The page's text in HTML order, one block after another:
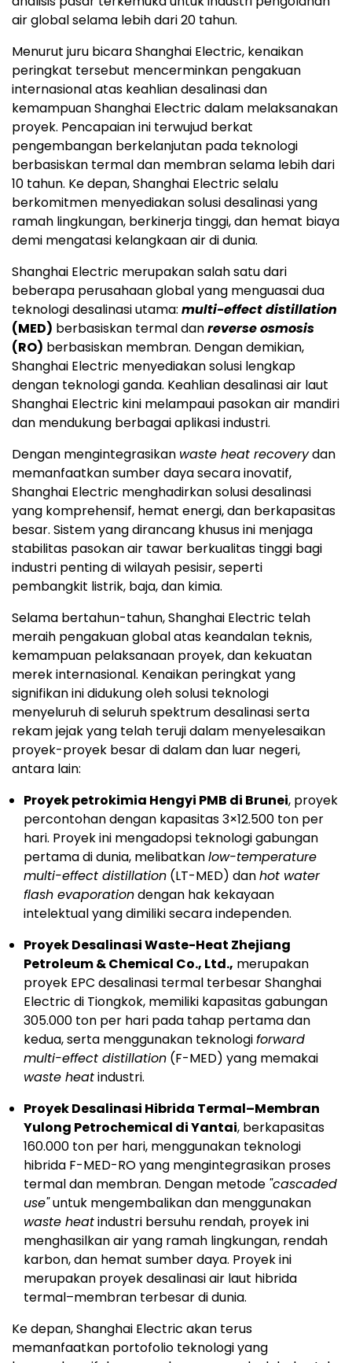
air global selama lebih dari 20 tahun.
Menurut juru bicara Shanghai Electric, kenaikan
peringkat tersebut mencerminkan pengakuan
internasional atas keahlian desalinasi dan
kemampuan Shanghai Electric dalam melaksanakan
proyek. Pencapaian ini terwujud berkat
pengembangan berkelanjutan pada teknologi
berbasiskan termal dan membran selama lebih dari
10 tahun. Ke depan, Shanghai Electric selalu
berkomitmen menyediakan solusi desalinasi yang
ramah lingkungan, berkinerja tinggi, dan hemat biaya
demi mengatasi kelangkaan air di dunia.
Shanghai Electric merupakan salah satu dari
beberapa perusahaan global yang menguasai dua
teknologi desalinasi utama: multi-effect distillation
(MED) berbasiskan termal danreverse osmosis
(RO) berbasiskan membran. Dengan demikian,
Shanghai Electric menyediakan solusi lengkap
dengan teknologi ganda. Keahlian desalinasi air laut
Shanghai Electric kini melampaui pasokan air mandiri
dan mendukung berbagai aplikasi industri.
Dengan mengintegrasikan waste heat recoverydan
memanfaatkan sumber daya secara inovatif,
Shanghai Electric menghadirkan solusi desalinasi
yang komprehensif, hemat energi, dan berkapasitas
besar. Sistem yang dirancang khusus ini menjaga
stabilitas pasokan air tawar berkualitas tinggi bagi
industri penting di wilayah pesisir, seperti
pembangkit listrik, baja, dan kimia.
Selama bertahun-tahun, Shanghai Electric telah
meraih pengakuan global atas keandalan teknis,
kemampuan pelaksanaan proyek, dan kekuatan
merek internasional. Kenaikan peringkat yang
signifikan ini didukung oleh solusi teknologi
menyeluruh di seluruh spektrum desalinasi serta
rekam jejak yang telah teruji dalam menyelesaikan
proyek-proyek besar di dalam dan luar negeri,
antara lain:
Proyek petrokimia Hengyi PMB di Brunei, proyek
percontohan dengan kapasitas 3×12.500 ton per
hari. Proyek ini mengadopsi teknologi gabungan
pertama di dunia, melibatkanlow-temperature
multi-effect distillation (LT-MED) danhot water
flash evaporationdengan hak kekayaan
intelektual yang dimiliki secara independen.
Proyek Desalinasi Waste-Heat Zhejiang
Petroleum & Chemical Co., Ltd., merupakan
proyek EPC desalinasi termal terbesar Shanghai
Electric di Tiongkok, memiliki kapasitas gabungan
305.000 ton per hari pada tahap pertama dan
kedua, serta menggunakan teknologiforward
multi-effect distillation (F-MED) yang memakai
waste heatindustri.
Proyek Desalinasi Hibrida Termal–Membran
Yulong Petrochemical di Yantai, berkapasitas
160.000 ton per hari, menggunakan teknologi
hibrida F-MED-RO yang mengintegrasikan proses
termal dan membran. Dengan metode "cascaded
use"untuk mengembalikan dan menggunakan
waste heatindustri bersuhu rendah, proyek ini
menghasilkan air yang ramah lingkungan, rendah
karbon, dan hemat sumber daya. Proyek ini
merupakan proyek desalinasi air laut hibrida
termal–membran terbesar di dunia.
Ke depan, Shanghai Electric akan terus
memanfaatkan portofolio teknologi yang